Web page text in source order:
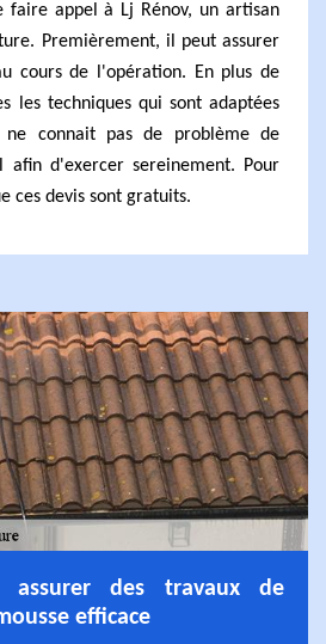
faire appel à Lj Rénov, un artisan
Premièrement, il peut assurer
cours de l'opération. En plus de
les techniques qui sont adaptées
connait pas de problème de
afin d'exercer sereinement. Pour
ces devis sont gratuits.
assurer des travaux de
efficace